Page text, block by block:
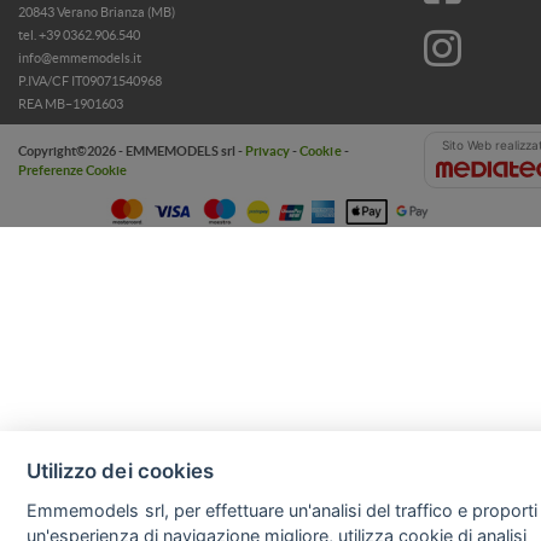
20843 Verano Brianza (MB)
tel. +39 0362.906.540
info@emmemodels.it
P.IVA/CF IT09071540968
REA MB–1901603
Copyright©2026 - EMMEMODELS srl - Privacy-Cookie-
Preferenze Cookie
Sito Web
Utilizzo dei cookies
Emmemodels srl, per effettuare un'analisi del traffico e proporti
un'esperienza di navigazione migliore, utilizza cookie di analisi